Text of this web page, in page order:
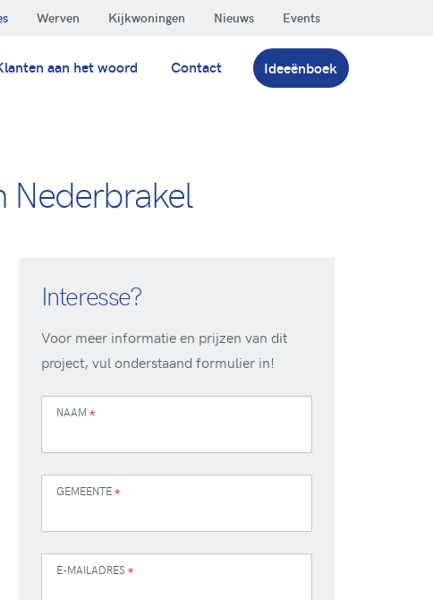
Werven Kijkwoningen Nieuws Events
aan het woord Contact Ideeënboek
Nederbrakel
Interesse?
Voor meer informatie en prijzen van dit
project, vul onderstaand formulier in!
NAAM *
GEMEENTE*
E-MAILADRES *